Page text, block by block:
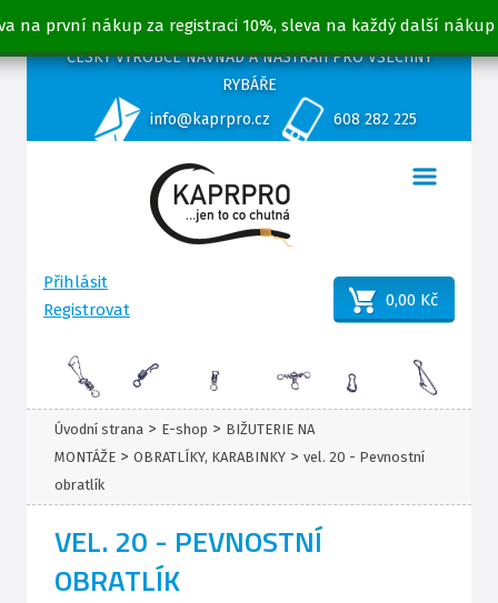
na první nákup za registraci 10%, sleva na každý další nákup
ČESKÝ VÝROBCE NÁVNAD A NÁSTRAH PRO VŠECHNY
RYBÁŘE
info@kaprpro.cz
608 282 225
Přihlásit
Registrovat
0,00 Kč
Úvodní strana > E-shop > BIŽUTERIE NA
MONTÁŽE > OBRATLÍKY, KARABINKY > vel. 20 - Pevnostní
obratlík
VEL. 20 - PEVNOSTNÍ
OBRATLÍK